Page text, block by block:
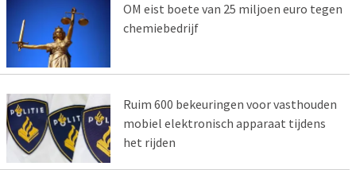
OM eist boete van 25 miljoen euro tegen
chemiebedrijf
Ruim 600 bekeuringen voor vasthouden
mobiel elektronisch apparaat tijdens
het rijden